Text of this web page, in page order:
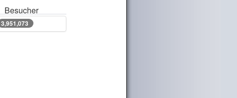
Besucher
3,951,073
3,951,073